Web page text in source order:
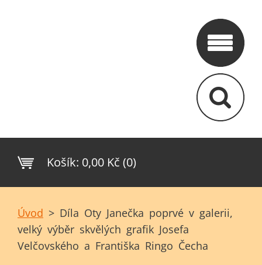
Košík: 0,00 Kč (0)
Úvod > Díla Oty Janečka poprvé v galerii,
velký výběr skvělých grafik Josefa
Velčovského a Františka Ringo Čecha